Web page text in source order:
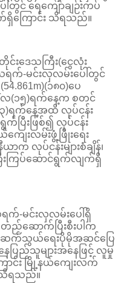
တွင် ရေကျော်ချဉ်းကပ်
ကြောင်း သိရသည်။
းဒေသကြီး(ငွေလုံး
သရက်-မင်းလှလမ်းပေါ်တွင်
၁၈၀)ပေ
(၁၅)ရက်နေ့က စတင်
ရက်နေ့အထိ လုပ်ငန်း
က်ပြီးဖြစ်၍ လုပ်ငန်း
ျေးလမ်းဖွံ့ဖြိုးရေး
ာက လုပ်ငန်းများစံချိန်၊
ြီးကြပ်ဆောင်ရွက်လျက်ရှိ
-မင်းလှလမ်းပေါ်ရှိ
တည်ဆောက်ပြီးစီးပါက
းဆက်သွယ်ရေးပိုမိုအဆင်ပြေ
ေပြည်သူများအနေဖြင့် လူမှု
ာင်း မြို့နယ်ကျေးလက်
သိရသည်။